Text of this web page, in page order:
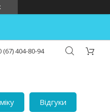
(67) 404-80-94
Відгуки